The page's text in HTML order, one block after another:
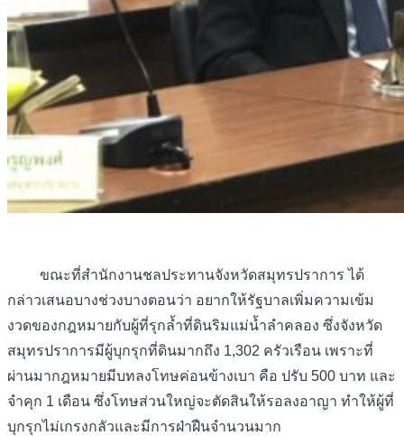
ขณะที่สำนักงานชลประทานจังหวัดสมุทรปราการ ได้
กล่าวเสนอบางช่วงบางตอนว่า อยากให้รัฐบาลเพิ่มความเข้ม
งวดของกฎหมายกับผู้ที่รุกล้ำที่ดินริมแม่น้ำลำคลอง ซึ่งจังหวัด
สมุทรปราการมีผู้บุกรุกที่ดินมากถึง 1,302 ครัวเรือน เพราะที่
ผ่านมากฎหมายมีบทลงโทษค่อนข้างเบา คือ ปรับ 500 บาท และ
จำคุก 1 เดือน ซึ่งโทษส่วนใหญ่จะตัดสินให้รอลงอาญา ทำให้ผู้ที่
บุกรุกไม่เกรงกลัวและมีการฝ่าฝืนจำนวนมาก